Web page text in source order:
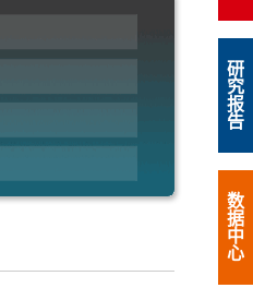
研
究
报
告
数
据
中
心